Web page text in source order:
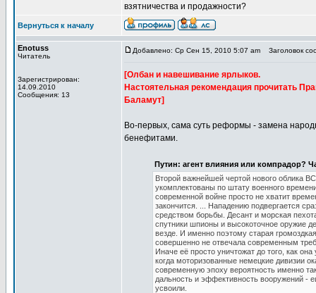
взятничества и продажности?
Вернуться к началу
Enotuss
Читатель
Зарегистрирован:
14.09.2010
Сообщения: 13
Добавлено: Ср Сен 15, 2010 5:07 am Заголовок
[Олбан и навешивание ярлыков.
Настоятельная рекомендация прочитать
Баламут]
Во-первых, сама суть реформы - замена
бенефитами.
Путин: агент влияния или компрадор?
Второй важнейшей чертой нового облика
укомплектованы по штату военного
современной войне просто не хватит
закончится. ... Нападению подвергается
средством борьбы. Десант и морская
спутники шпионы и высокоточное оружие
везде. И именно поэтому старая
совершенно не отвечала современным
Иначе её просто уничтожат до того, как
когда моторизованные немецкие дивизии
современную эпоху вероятность именно
дальность и эффективность вооружений -
усвоили.